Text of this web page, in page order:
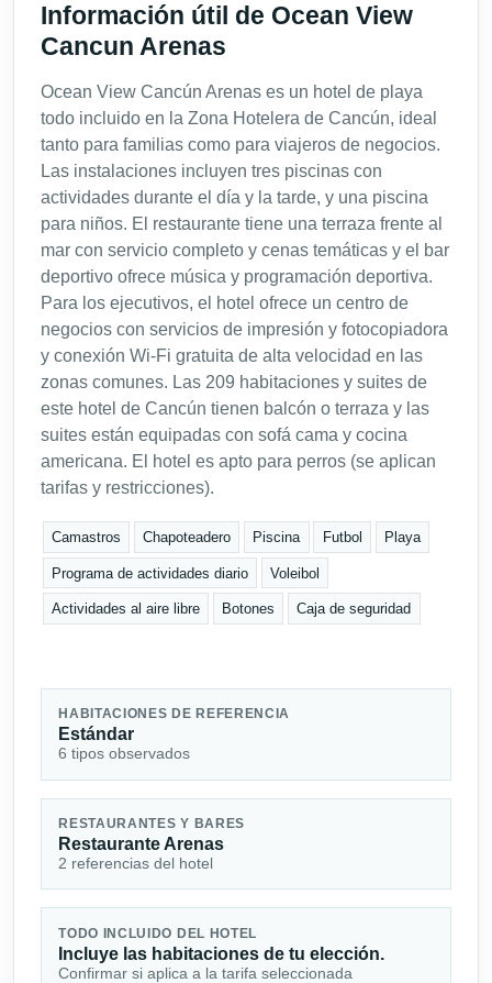
Información útil de Ocean View
Cancun Arenas
Ocean View Cancún Arenas es un hotel de playa
todo incluido en la Zona Hotelera de Cancún, ideal
tanto para familias como para viajeros de negocios.
Las instalaciones incluyen tres piscinas con
actividades durante el día y la tarde, y una piscina
para niños. El restaurante tiene una terraza frente al
mar con servicio completo y cenas temáticas y el bar
deportivo ofrece música y programación deportiva.
Para los ejecutivos, el hotel ofrece un centro de
negocios con servicios de impresión y fotocopiadora
y conexión Wi-Fi gratuita de alta velocidad en las
zonas comunes. Las 209 habitaciones y suites de
este hotel de Cancún tienen balcón o terraza y las
suites están equipadas con sofá cama y cocina
americana. El hotel es apto para perros (se aplican
tarifas y restricciones).
Camastros Chapoteadero Piscina Futbol Playa
Programa de actividades diario Voleibol
Actividades al aire libre Botones Caja de seguridad
HABITACIONES DE REFERENCIA
Estándar
6 tipos observados
RESTAURANTES Y BARES
Restaurante Arenas
2 referencias del hotel
TODO INCLUIDO DEL HOTEL
Incluye las habitaciones de tu elección.
Confirmar si aplica a la tarifa seleccionada